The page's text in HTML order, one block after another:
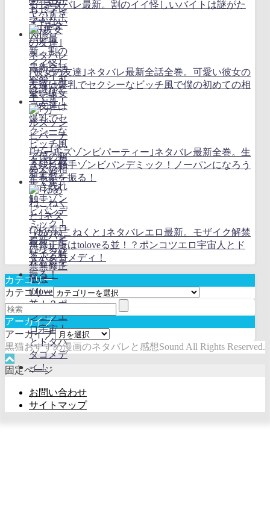
る｣ネタバレ最新。割のイイ怪しいバイトは謎がた
っぷり！
｢彼女の友達｣ネタバレ最新全話全巻。可愛い彼女の
友達は爆乳でセクシーなビッチ風で僕の初めての相
手です
｢ガールズゾンビパーティー｣ネタバレ最新全巻。生
き残れ触手ゾンビパンデミック！ノーパンになろう
とも剣を振る！
｢ゆめねこねくと｣ネタバレエロ最新。モザイク解禁
無修正版はtoloveる並！？ポンコツエロ宇宙人とド
タバタコメディ！
カテゴリー
カテゴリー
アーカイブ
アーカイブ
黒猫おすすめ漫画のネタバレと感想Sound All Rights Reserved.
固定ページ
お問い合わせ
サイトマップ